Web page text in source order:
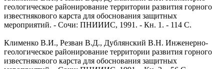
геологическое районирование территории развития горного
известнякового карста для обоснования защитных
мероприятий. - Сочи: ПНИИИС, 1991. - Кн. 1. - 114 С.
Клименко В.И., Резван В.Д., Дублянский В.Н. Инженерно-
геологическое районирование территории развития горного
известнякового карста для обоснования защитных